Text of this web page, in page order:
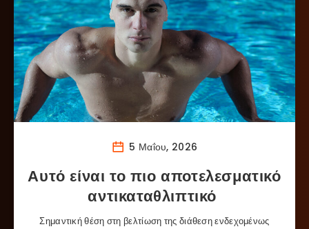
5 Μαΐου, 2026
Αυτό είναι το πιο αποτελεσματικό
αντικαταθλιπτικό
Σημαντική θέση στη βελτίωση της διάθεση ενδεχομένως